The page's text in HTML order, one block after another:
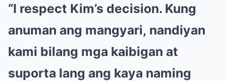
“I respect Kim’s decision. Kung
anuman ang mangyari, nandiyan
kami bilang mga kaibigan at
suporta lang ang kaya naming